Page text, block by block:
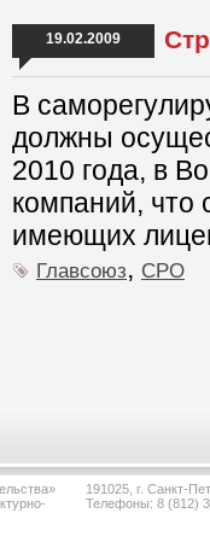
19.02.2009
В
должны
2010 года, в
компаний, что
имеющих
Главсоюз, СРО
191025, г. Санкт-
Телефоны: 8 (812)